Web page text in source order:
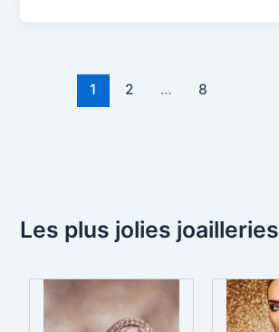
1 2 … 8
Les plus jolies joailleries